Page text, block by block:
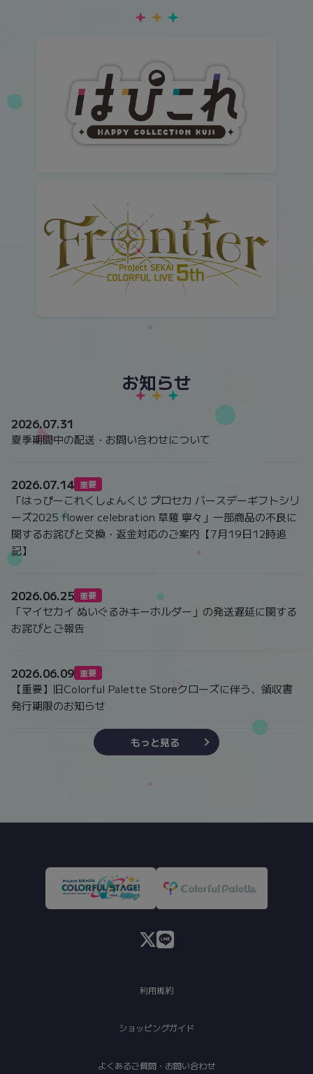
お知らせ
2026.07.31
夏季期間中の配送・お問い合わせについて
2026.07.14 重要
「はっぴーこれくしょんくじ プロセカ バースデーギフトシリ
ーズ2025 flower celebration 草薙 寧々」一部商品の不良に
関するお詫びと交換・返金対応のご案内【7月19日12時追
記】
2026.06.25 重要
「マイセカイ ぬいぐるみキーホルダー」の発送遅延に関する
お詫びとご報告
2026.06.09 重要
【重要】旧Colorful Palette Storeクローズに伴う、領収書
発行期限のお知らせ
もっと見る
利用規約
ショッピングガイド
よくあるご質問・お問い合わせ